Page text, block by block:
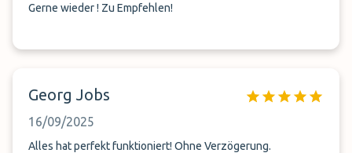
Gerne wieder ! Zu Empfehlen!
Georg Jobs
16/09/2025
Alles hat perfekt funktioniert! Ohne Verzögerung.